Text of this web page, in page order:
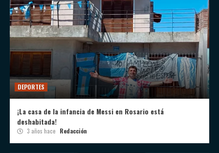
DEPORTES
¡La casa de la infancia de Messi en Rosario está
deshabitada!
3 años hace Redacción